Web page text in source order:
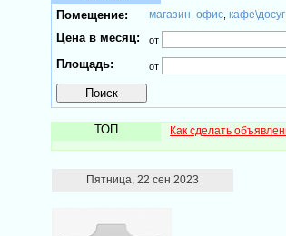
Помещение:
магазин ,офис ,кафе\досуг
Цена в месяц: от
Площадь: от
ТОП Как сделать
Пятница, 22 сен 2023